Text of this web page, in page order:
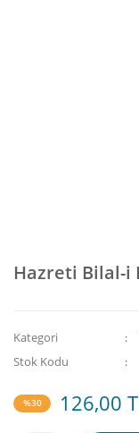
Hazreti Bilal-i
Kategori
Stok Kodu
%30 126,00